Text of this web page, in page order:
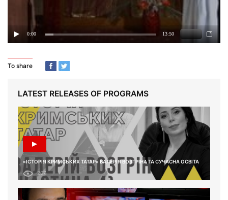
To share
LATEST RELEASES OF PROGRAMS
«ІСТОРІЯ КРИМСЬКИХ ТАТАР» ВАЛЕРІЯ ВОЗГРІНА ТА СУЧАСНА ОСВІТА
207